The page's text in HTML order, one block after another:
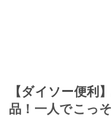
【ダイソー便利
品！一人でこっ